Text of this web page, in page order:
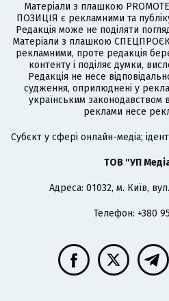
Матеріали з плашкою
ПОЗИЦІЯ є рекламними та
Редакція може не поділяти
Матеріали з плашкою
рекламними, проте редакція
контенту і поділяє думки,
Редакція не несе
судження, оприлюднені у
українським законодавством
реклами несе
Cубєкт у сфері онлайн-медіа;
ТОВ "УП
Адреса: 01032, м. Київ,
Телефон: +380